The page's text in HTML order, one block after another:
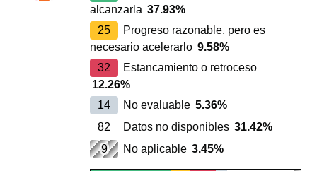
alcanzarla 37.93%
25
Progreso razonable, pero es
necesario acelerarlo 9.58%
32
Estancamiento o retroceso
12.26%
14
No evaluable 5.36%
82
Datos no disponibles 31.42%
9
No aplicable 3.45%